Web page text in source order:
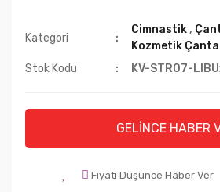
Kategori
Cimnastik,
Kozmetik
Stok Kodu
KV-STR07-
GELİNCE HABER
Fiyatı Düşünce Haber Ver